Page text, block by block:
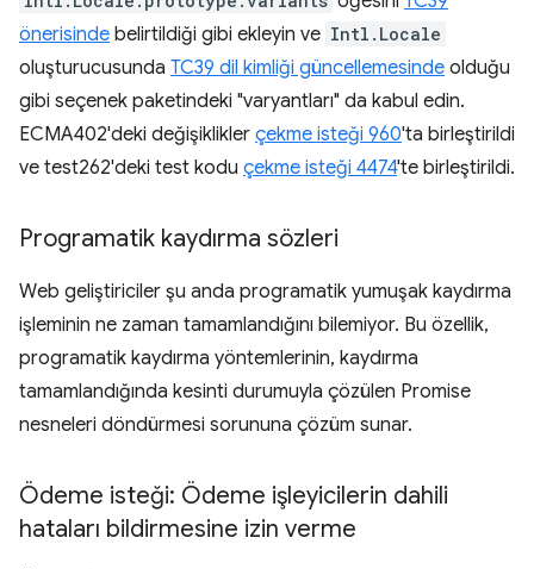
önerisinde belirtildiği gibi ekleyin ve Intl.Locale
oluşturucusunda TC39 dil kimliği güncellemesinde olduğu
gibi seçenek paketindeki "varyantları" da kabul edin.
ECMA402'deki değişiklikler çekme isteği 960'ta birleştirildi
ve test262'deki test kodu çekme isteği 4474'te birleştirildi.
Programatik kaydırma sözleri
Web geliştiriciler şu anda programatik yumuşak kaydırma
işleminin ne zaman tamamlandığını bilemiyor. Bu özellik,
programatik kaydırma yöntemlerinin, kaydırma
tamamlandığında kesinti durumuyla çözülen Promise
nesneleri döndürmesi sorununa çözüm sunar.
Ödeme isteği: Ödeme işleyicilerin dahili
hataları bildirmesine izin verme